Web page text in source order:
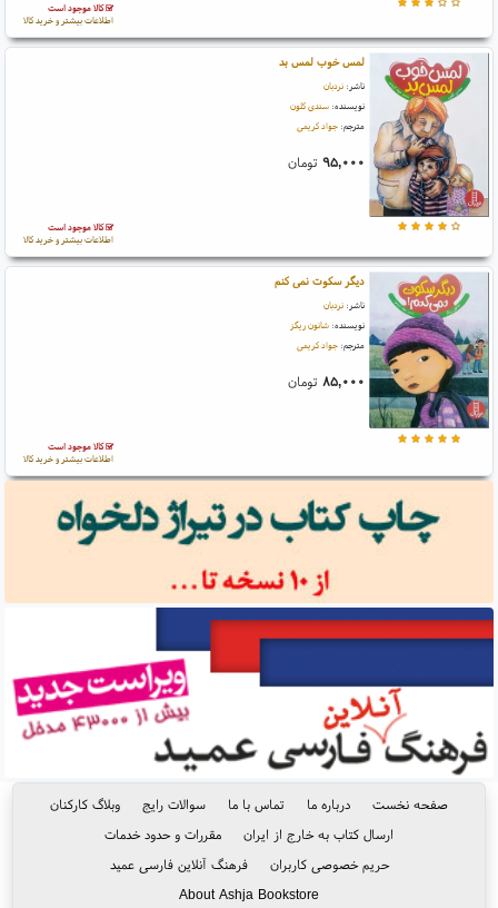
کالا موجود است
اطلاعات بیشتر و خرید کالا
لمس خوب لمس بد
ناشر: نردبان
نویسنده: سندی کلون
مترجم: جواد کریمی
۹۵,۰۰۰ تومان
کالا موجود است
اطلاعات بیشتر و خرید کالا
دیگر سکوت نمی کنم
ناشر: نردبان
نویسنده: شانون ریگز
مترجم: جواد کریمی
۸۵,۰۰۰ تومان
کالا موجود است
اطلاعات بیشتر و خرید کالا
صفحه نخست درباره ما تماس با ما سوالات رایج
وبلاگ کارکنان
ارسال کتاب به خارج از ایران
مقررات و حدود خدمات
حریم خصوصی کاربران
فرهنگ آنلاین فارسی عمید
About Ashja Bookstore